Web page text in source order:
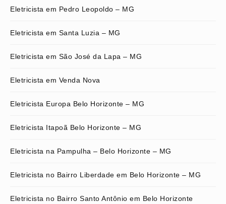
Eletricista em Pedro Leopoldo – MG
Eletricista em Santa Luzia – MG
Eletricista em São José da Lapa – MG
Eletricista em Venda Nova
Eletricista Europa Belo Horizonte – MG
Eletricista Itapoã Belo Horizonte – MG
Eletricista na Pampulha – Belo Horizonte – MG
Eletricista no Bairro Liberdade em Belo Horizonte – MG
Eletricista no Bairro Santo Antônio em Belo Horizonte